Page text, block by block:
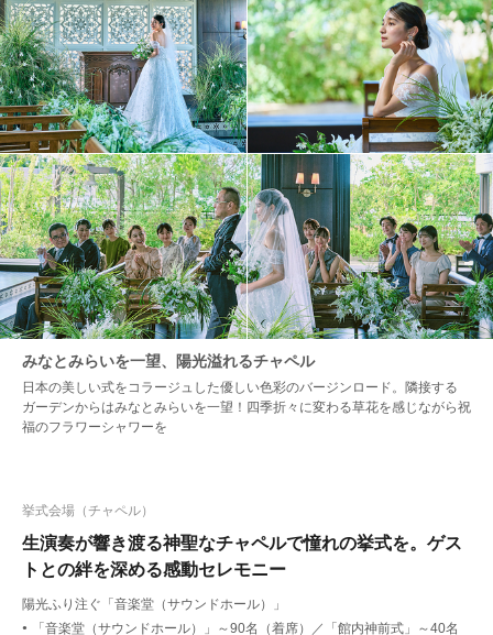
みなとみらいを一望、陽光溢れるチャペル
日本の美しい式をコラージュした優しい色彩のバージンロード。隣接する
ガーデンからはみなとみらいを一望！四季折々に変わる草花を感じながら祝
福のフラワーシャワーを
生演奏が響き渡る神聖なチャペルで憧れの挙式を。ゲス
トとの絆を深める感動セレモニー
挙式会場（チャペル）
陽光ふり注ぐ「音楽堂（サウンドホール）」
● 「音楽堂（サウンドホール）」～90名（着席）／「館内神前式」～40名